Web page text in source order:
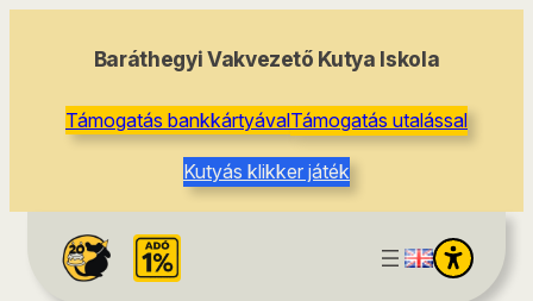
Baráthegyi Vakvezető Kutya Iskola
Támogatás bankkártyávalTámogatás utalással
Kutyás klikker játék